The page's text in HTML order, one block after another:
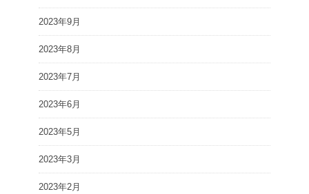
2023年9月
2023年8月
2023年7月
2023年6月
2023年5月
2023年3月
2023年2月